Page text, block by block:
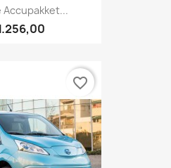
Accupakket...
favorite_border